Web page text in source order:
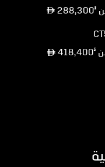
§
288,300
§
418,400